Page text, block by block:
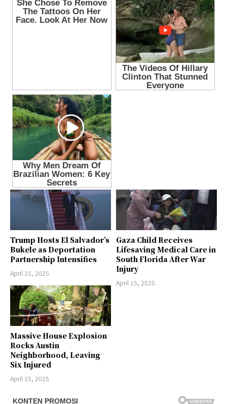
Trump Hosts El Salvador’s
Bukele as Deportation
Partnership Intensifies
April 15, 2025
Gaza Child Receives
Lifesaving Medical Care in
South Florida After War
Injury
April 15, 2025
Massive House Explosion
Rocks Austin
Neighborhood, Leaving
Six Injured
April 15, 2025